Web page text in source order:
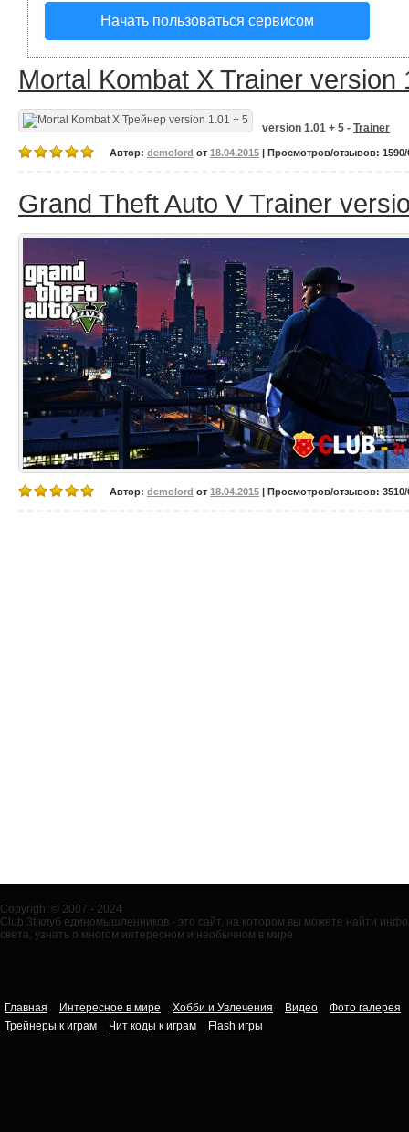
Начать пользоваться сервисом
Mortal Kombat X Trainer version
version 1.01 + 5 - Trainer
Автор: demolord от 18.04.2015 | Просмотров/отзывов: 1590/
Grand Theft Auto V Trainer
Автор: demolord от 18.04.2015 | Просмотров/отзывов: 3510/
Copyright © 2007 - 2024
Club 3t клуб единомышленников - это сайт, на котором вы можете найти
света, узнать о многом интересном и необычном в мире.
Главная Интересное в мире Хобби и Увлечения Видео
Фото галерея
Трейнеры к играм
Чит коды к играм Flash игры